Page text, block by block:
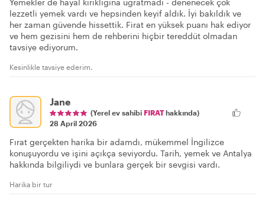
Yemekler de hayal kırıklığına uğratmadı - denenecek çok
lezzetli yemek vardı ve hepsinden keyif aldık. İyi bakıldık ve
her zaman güvende hissettik. Firat en yüksek puanı hak ediyor
ve hem gezisini hem de rehberini hiçbir tereddüt olmadan
tavsiye ediyorum.
Kesinlikle tavsiye ederim.
Jane
(Yerel ev sahibi FIRAThakkında)
28 April 2026
Fırat gerçekten harika bir adamdı, mükemmel İngilizce
konuşuyordu ve işini açıkça seviyordu. Tarih, yemek ve Antalya
hakkında bilgiliydi ve bunlara gerçek bir sevgisi vardı.
Harika bir tur